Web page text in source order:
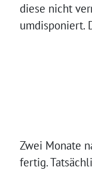
diese nicht
umdisponiert.
Zwei Monate
fertig.